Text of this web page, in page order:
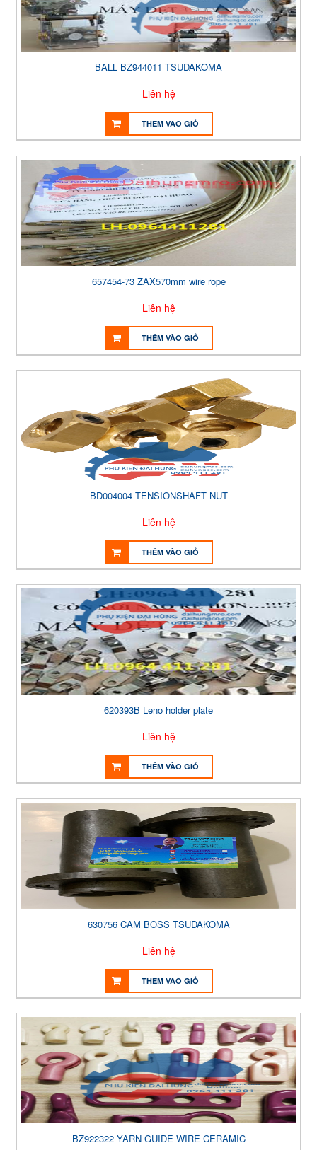
BALL BZ944011 TSUDAKOMA
Liên hệ
THÊM VÀO GIỎ
657454-73 ZAX570mm wire rope
Liên hệ
THÊM VÀO GIỎ
BD004004 TENSIONSHAFT NUT
Liên hệ
THÊM VÀO GIỎ
620393B Leno holder plate
Liên hệ
THÊM VÀO GIỎ
630756 CAM BOSS TSUDAKOMA
Liên hệ
THÊM VÀO GIỎ
BZ922322 YARN GUIDE WIRE CERAMIC